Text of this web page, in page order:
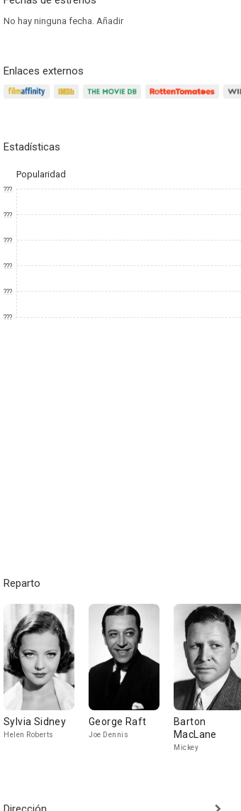
No hay ninguna fecha. Añadir
Enlaces externos
Estadísticas
Popularidad
???
???
???
???
???
???
Reparto
Sylvia Sidney
Helen Roberts
George Raft
Joe Dennis
Barton
MacLane
Mickey